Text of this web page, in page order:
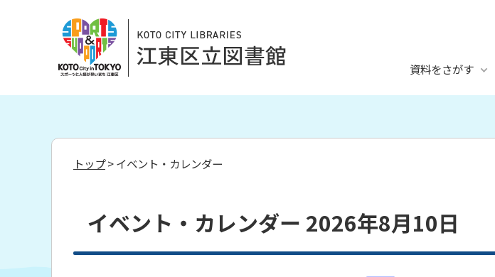
資料をさがす
トップ> イベント・カレンダー
イベント・カレンダー 2026年8月10日